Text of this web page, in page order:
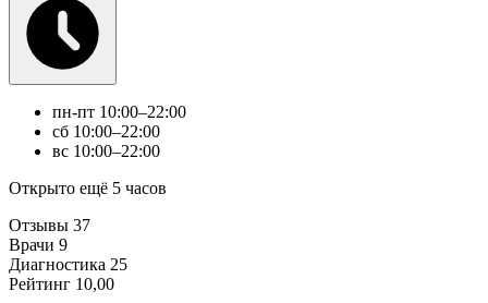
пн-пт 10:00–22:00
сб 10:00–22:00
вс 10:00–22:00
Открыто ещё 5 часов
Отзывы 37
Врачи 9
Диагностика 25
Рейтинг 10,00